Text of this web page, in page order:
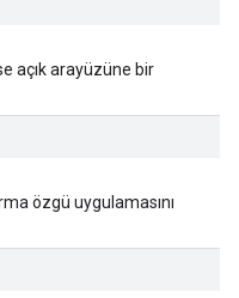
açık arayüzüne bir
özgü uygulamasını